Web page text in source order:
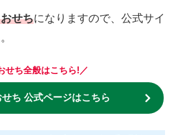
せちになりますので、公式サイ
せち全般はこちら!／
ち 公式ページはこちら